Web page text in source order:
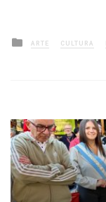
Posted
in
ARTE CULTURA